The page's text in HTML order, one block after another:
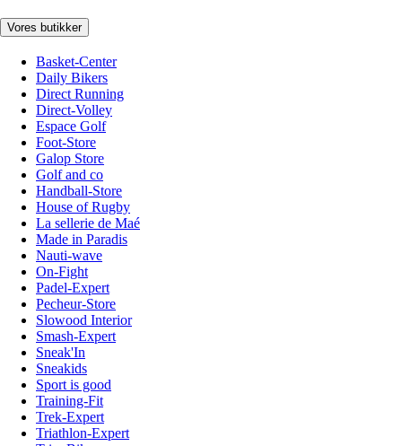
Vores butikker
Basket-Center
Daily Bikers
Direct Running
Direct-Volley
Espace Golf
Foot-Store
Galop Store
Golf and co
Handball-Store
House of Rugby
La sellerie de Maé
Made in Paradis
Nauti-wave
On-Fight
Padel-Expert
Pecheur-Store
Slowood Interior
Smash-Expert
Sneak'In
Sneakids
Sport is good
Training-Fit
Trek-Expert
Triathlon-Expert